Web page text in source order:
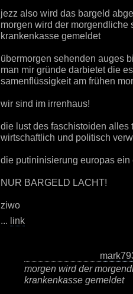
jezz also wird das bargeld
morgen wird der
krankenkasse gemeldet
übermorgen sehenden auges
man mir gründe darbietet die
samenflüssigkeit am frühen
wir sind im irrenhaus!
die lust des faschistoiden alles
wirtschaftlich und politisch
die putininisierung europas
NUR BARGELD LACHT!
ziwo
... link
morgen wird der
krankenkasse gemeldet